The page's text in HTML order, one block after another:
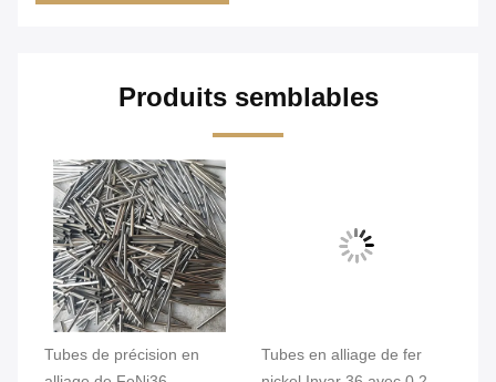
Produits semblables
Tubes de précision en
Tubes en alliage de fer